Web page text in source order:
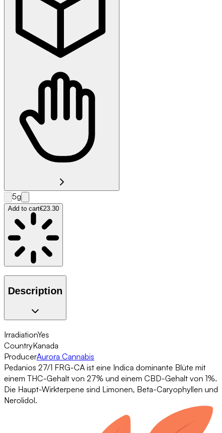
5g
Add to cart€23.30
Description
IrradiationYes
CountryKanada
ProducerAurora Cannabis
Pedanios 27/1 FRG-CA ist eine Indica dominante Blüte mit
einem THC-Gehalt von 27% und einem CBD-Gehalt von 1%.
Die Haupt-Wirkterpene sind Limonen, Beta-Caryophyllen und
Nerolidol.